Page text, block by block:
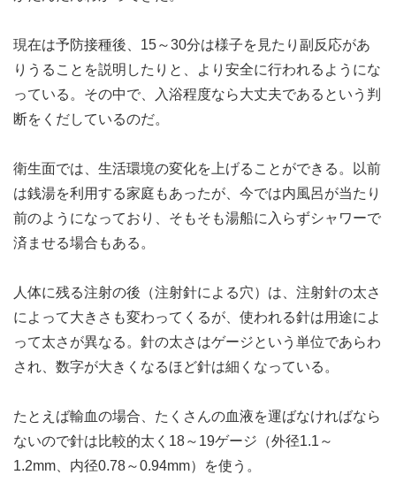
現在は予防接種後、15～30分は様子を見たり副反応があ
りうることを説明したりと、より安全に行われるようにな
っている。その中で、入浴程度なら大丈夫であるという判
断をくだしているのだ。
衛生面では、生活環境の変化を上げることができる。以前
は銭湯を利用する家庭もあったが、今では内風呂が当たり
前のようになっており、そもそも湯船に入らずシャワーで
済ませる場合もある。
人体に残る注射の後（注射針による穴）は、注射針の太さ
によって大きさも変わってくるが、使われる針は用途によ
って太さが異なる。針の太さはゲージという単位であらわ
され、数字が大きくなるほど針は細くなっている。
たとえば輸血の場合、たくさんの血液を運ばなければなら
ないので針は比較的太く18～19ゲージ（外径1.1～
1.2mm、内径0.78～0.94mm）を使う。